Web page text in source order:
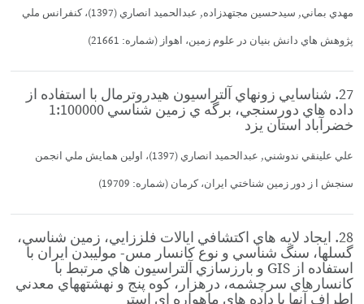
مهدي بماني, سيدحسين مجتهدزاده, عبدالحميد انصاري (1397)، كنفرانس ملي
پژوهش هاي دانش بنيان در علوم زمين، اهواز (شماره: 21661)
27. شناسايي زونهاي آلتراسيون هيدروترمال با استفاده از
داده هاي دورسنجي، برگه ي زمين شناسي 1:100000
خضرآباد استان يزد
علي علينقي ندوشني, عبدالحميد انصاري (1397)، اولين همايش ملي انجمن
سنجش ا ز دور زمين شناختي ايران، كرمان (شماره: 19709)
28. ايجاد لايه هاي اكتشافي ايالات فلززايي، زمين شناسي،
گسلها، سنگ شناسي و نوع كانسار مس- موليبدن ايران با
استفاده از GIS و بارزسازي آلتراسيون هاي مرتبط با
كانسارهاي سرچشمه، درهزار، كوه پنج و نهشتههاي معدني
اطراف آنها با داده هاي ماهواره اي استر